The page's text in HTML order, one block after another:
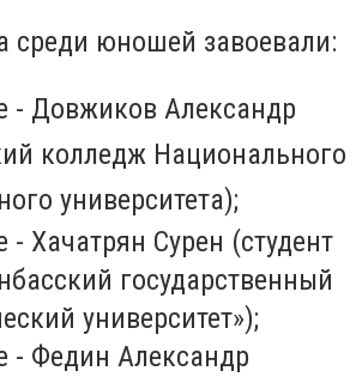
среди юношей завоевали:
- Довжиков Александр
колледж Национального
университета);
- Хачатрян Сурен (студент
государственный
университет»);
- Федин Александр